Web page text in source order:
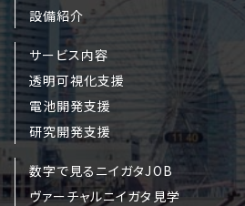
設備紹介
サービス内容
透明可視化支援
電池開発支援
研究開発支援
数字で見るニイガタJOB
ヴァーチャルニイガタ見学